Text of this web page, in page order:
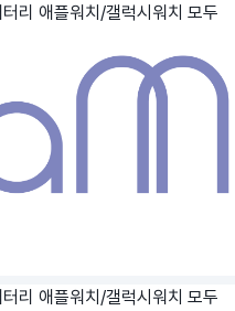
리 애플워치/갤럭시워치 모두
리 애플워치/갤럭시워치 모두